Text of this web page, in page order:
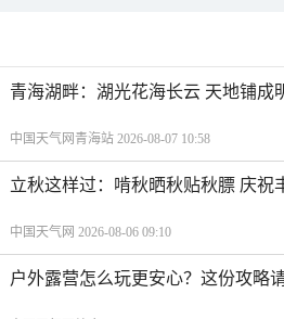
青海湖畔：湖光花海长云 天地铺成
中国天气网青海站 2026-08-07 10:58
立秋这样过：啃秋晒秋贴秋膘 庆祝
中国天气网 2026-08-06 09:10
户外露营怎么玩更安心？这份攻略